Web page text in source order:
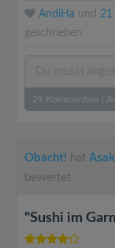
AndiHa und 21
geschrieben.
29 Kommentare
Obacht! hat
bewertet
"Sushi im